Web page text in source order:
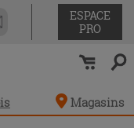
ESPACE
PRO
Magasins